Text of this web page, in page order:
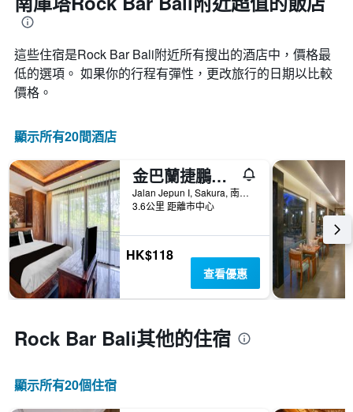
這些住宿是Rock Bar Bali​附近所有搜出的酒店中，價格最
低的選項。 如果你的行程有彈性，更改旅行的日期以比較
價格。
顯示所有20間酒店
金巴蘭捷鵬禪房酒店 - 金巴蘭
Jalan Jepun I, Sakura, 南庫塔, 印尼
3.6公里 距離市中心
HK$118
查看優惠
Rock Bar Bali​其他的住宿
顯示所有20​個住宿